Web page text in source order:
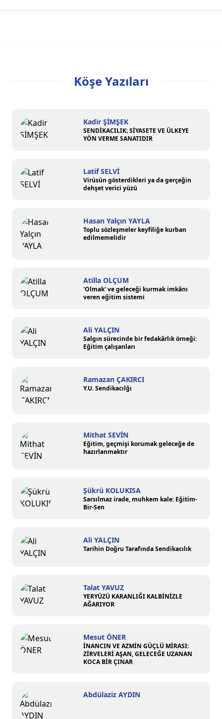
Köşe Yazıları
Kadir ŞİMŞEK
SENDİKACILIK; SİYASETE VE ÜLKEYE
YÖN VERME SANATIDIR
Latif SELVİ
Virüsün gösterdikleri ya da gerçeğin
dehşet verici yüzü
Hasan Yalçın YAYLA
Toplu sözleşmeler keyfiliğe kurban
edilmemelidir
Atilla OLÇUM
'Olmak' ve geleceği kurmak imkânı
veren eğitim sistemi
Ali YALÇIN
Salgın sürecinde bir fedakârlık örneği:
Eğitim çalışanları
Ramazan ÇAKIRCI
Y.U. Sendikacılğı
Mithat SEVİN
Eğitim, geçmişi korumak geleceğe de
hazırlanmaktır
Şükrü KOLUKISA
Sarsılmaz irade, muhkem kale: Eğitim-
Bir-Sen
Ali YALÇIN
Tarihin Doğru Tarafında Sendikacılık
Talat YAVUZ
YERYÜZÜ KARANLIĞI KALBİNİZLE
AĞARIYOR
Mesut ÖNER
İNANCIN VE AZMİN GÜÇLÜ MİRASI:
ZİRVELERİ AŞAN, GELECEĞE UZANAN
KOCA BİR ÇINAR
Abdülaziz AYDIN